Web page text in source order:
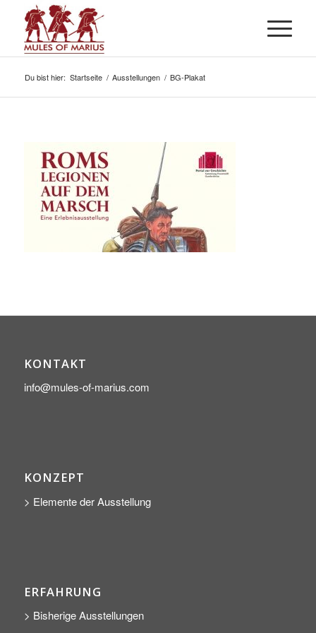
Du bist hier: Startseite / Ausstellungen / BG-Plakat
KONTAKT
info@mules-of-marius.com
KONZEPT
> Elemente der Ausstellung
ERFAHRUNG
> Bisherige Ausstellungen